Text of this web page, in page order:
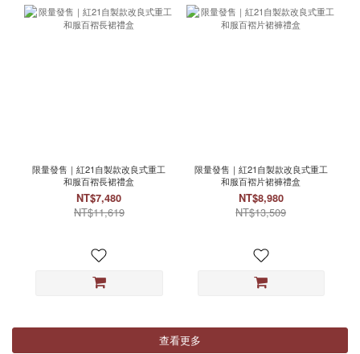
限量發售｜紅21自製款改良式重工
和服百褶長裙禮盒
NT$7,480
NT$11,619
限量發售｜紅21自製款改良式重工
和服百褶片裙褲禮盒
NT$8,980
NT$13,509
查看更多